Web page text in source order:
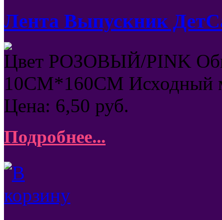
Лента Выпускник
Цвет РОЗОВЫЙ/PINK
10СМ*160СМ Исходный
Цена: 6,50 руб.
Подробнее...